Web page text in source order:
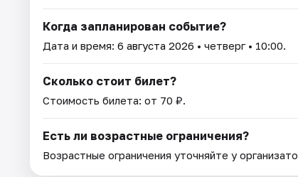
Когда запланирован событие?
Дата и время: 6 августа 2026 • четверг • 10:00.
Сколько стоит билет?
Стоимость билета: от 70 ₽.
Есть ли возрастные ограничения?
Возрастные ограничения уточняйте у